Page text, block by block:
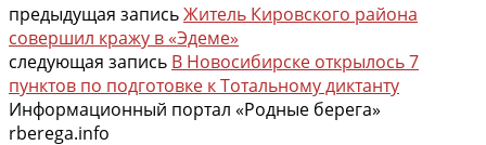
предыдущая записьЖитель Кировского района
совершил кражу в «Эдеме»
следующая запись В Новосибирске открылось 7
пунктов по подготовке к Тотальному диктанту
Информационный портал «Родные берега»
rberega.info